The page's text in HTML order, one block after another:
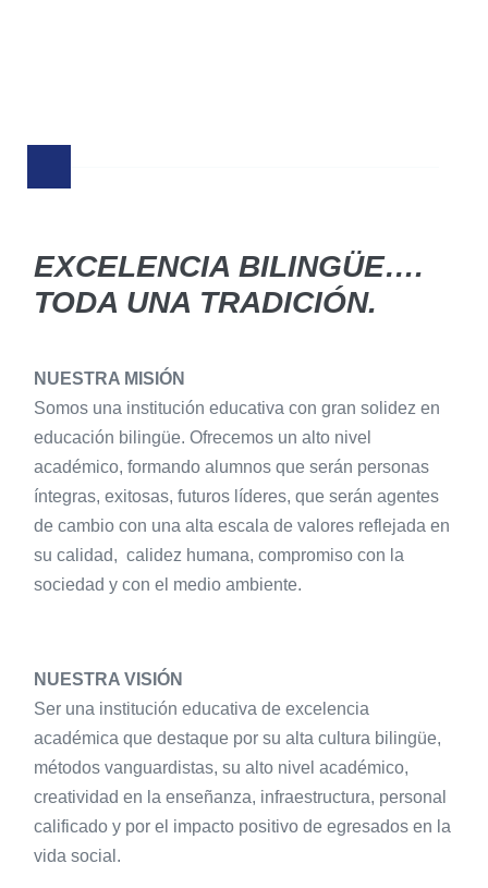
EXCELENCIA BILINGÜE….
TODA UNA TRADICIÓN.
NUESTRA MISIÓN
Somos una institución educativa con gran solidez en
educación bilingüe. Ofrecemos un alto nivel
académico, formando alumnos que serán personas
íntegras, exitosas, futuros líderes, que serán agentes
de cambio con una alta escala de valores reflejada en
su calidad, calidez humana, compromiso con la
sociedad y con el medio ambiente.
NUESTRA VISIÓN
Ser una institución educativa de excelencia
académica que destaque por su alta cultura bilingüe,
métodos vanguardistas, su alto nivel académico,
creatividad en la enseñanza, infraestructura, personal
calificado y por el impacto positivo de egresados en la
vida social.